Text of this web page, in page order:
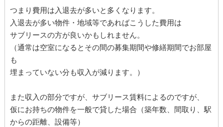
つまり費用は入退去が多いと多くなります。
入退去が多い物件・地域等であればこうした費用は
サブリースの方が良いかもしれません。
（通常は空室になるとその間の募集期間や修繕期間でお部屋
も
埋まっていない分も収入が減ります。）
また収入の部分ですが、サブリース賃料によるのですが、
仮にお持ちの物件を一般で貸した場合（築年数、間取り、駅
からの距離、設備等）